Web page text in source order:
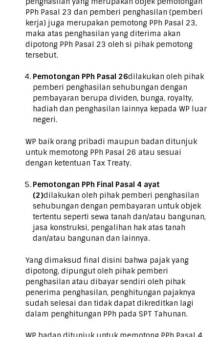
PPh Pasal 23 dan pemberi penghasilan (pemberi
kerja) juga merupakan pemotong PPh Pasal 23,
maka atas penghasilan yang diterima akan
dipotong PPh Pasal 23 oleh si pihak pemotong
tersebut.
Pemotongan PPh Pasal 26dilakukan oleh pihak
pemberi penghasilan sehubungan dengan
pembayaran berupa dividen, bunga, royalty,
hadiah dan penghasilan lainnya kepada WP luar
negeri.
WP baik orang pribadi maupun badan ditunjuk
untuk memotong PPh Pasal 26 atau sesuai
dengan ketentuan Tax Treaty.
Pemotongan PPh Final Pasal 4 ayat
(2)dilakukan oleh pihak pemberi penghasilan
sehubungan dengan pembayaran untuk objek
tertentu seperti sewa tanah dan/atau bangunan,
jasa konstruksi, pengalihan hak atas tanah
dan/atau bangunan dan lainnya.
Yang dimaksud final disini bahwa pajak yang
dipotong, dipungut oleh pihak pemberi
penghasilan atau dibayar sendiri oleh pihak
penerima penghasilan, penghitungan pajaknya
sudah selesai dan tidak dapat dikreditkan lagi
dalam penghitungan PPh pada SPT Tahunan.